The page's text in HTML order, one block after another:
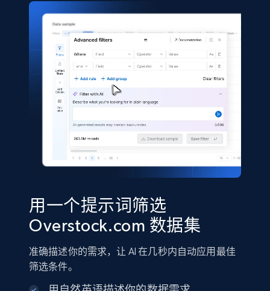
5.4K+
Shein- Products
Product name, Description, Initial price, Final
price, Currency, In stock, Color, Size, and more.
Amazon sellers info
Seller id, URL, Seller name, Description, Detailed
用一个提示词筛选
Overstock.com 数据集
准确描述你的需求，让 AI 在几秒内自动应用最佳
筛选条件。